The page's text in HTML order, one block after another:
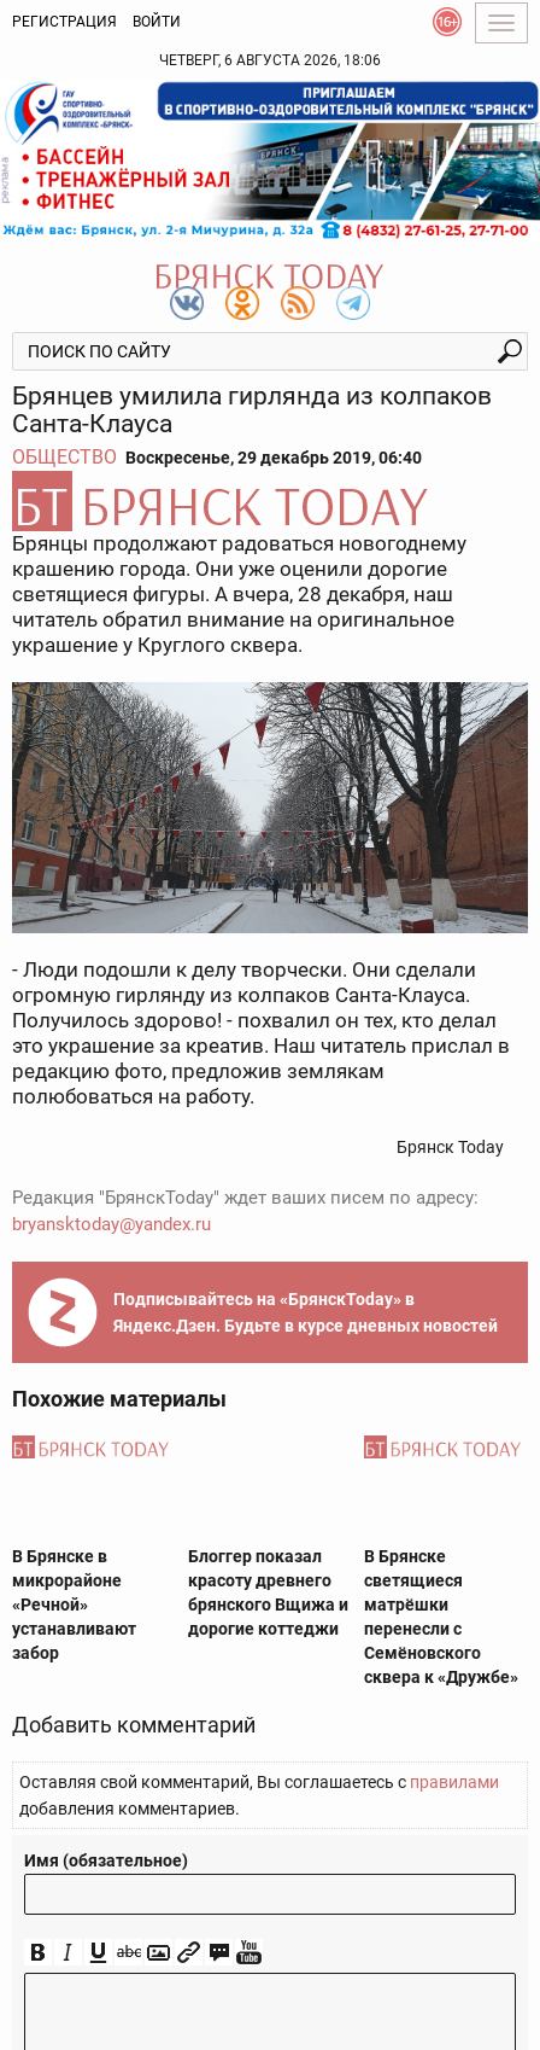
РЕГИСТРАЦИЯ ВОЙТИ
ЧЕТВЕРГ, 6 АВГУСТА 2026, 18:06
Брянцев умилила гирлянда из колпаков
Санта-Клауса
ОБЩЕСТВО Воскресенье, 29 декабрь 2019, 06:40
Брянцы продолжают радоваться новогоднему
крашению города. Они уже оценили дорогие
светящиеся фигуры. А вчера, 28 декабря, наш
читатель обратил внимание на оригинальное
украшение у Круглого сквера.
- Люди подошли к делу творчески. Они сделали
огромную гирлянду из колпаков Санта-Клауса.
Получилось здорово! - похвалил он тех, кто делал
это украшение за креатив. Наш читатель прислал в
редакцию фото, предложив землякам
полюбоваться на работу.
Брянск Today
Редакция "БрянскToday" ждет ваших писем по адресу:
bryansktoday@yandex.ru
Подписывайтесь на «БрянскToday» в
Яндекс.Дзен. Будьте в курсе дневных новостей
Похожие материалы
В Брянске в
микрорайоне
«Речной»
устанавливают
забор
Блоггер показал
красоту древнего
брянского Вщижа и
дорогие коттеджи
В Брянске
светящиеся
матрёшки
перенесли с
Семёновского
сквера к «Дружбе»
Добавить комментарий
Оставляя свой комментарий, Вы соглашаетесь с правилами
добавления комментариев.
Имя (обязательное)